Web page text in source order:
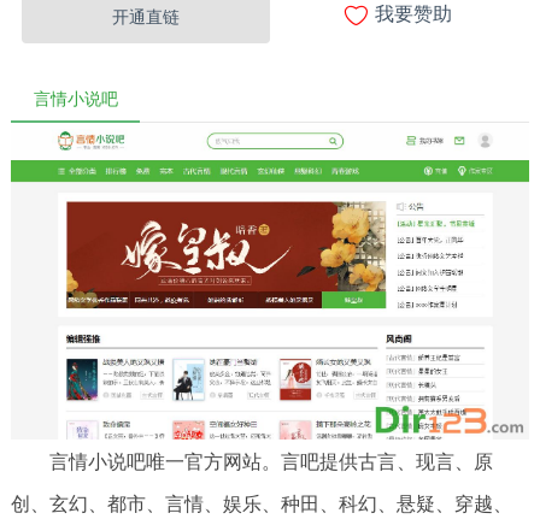
开通直链  我要赞助
言情小说吧
言情小说吧唯一官方网站。言吧提供古言、现言、原
创、玄幻、都市、言情、娱乐、种田、科幻、悬疑、穿越、